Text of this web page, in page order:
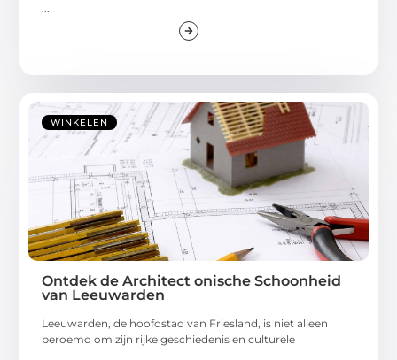
WINKELEN
Ontdek de Architect onische Schoonheid
van Leeuwarden
Leeuwarden, de hoofdstad van Friesland, is niet alleen
beroemd om zijn rijke geschiedenis en culturele